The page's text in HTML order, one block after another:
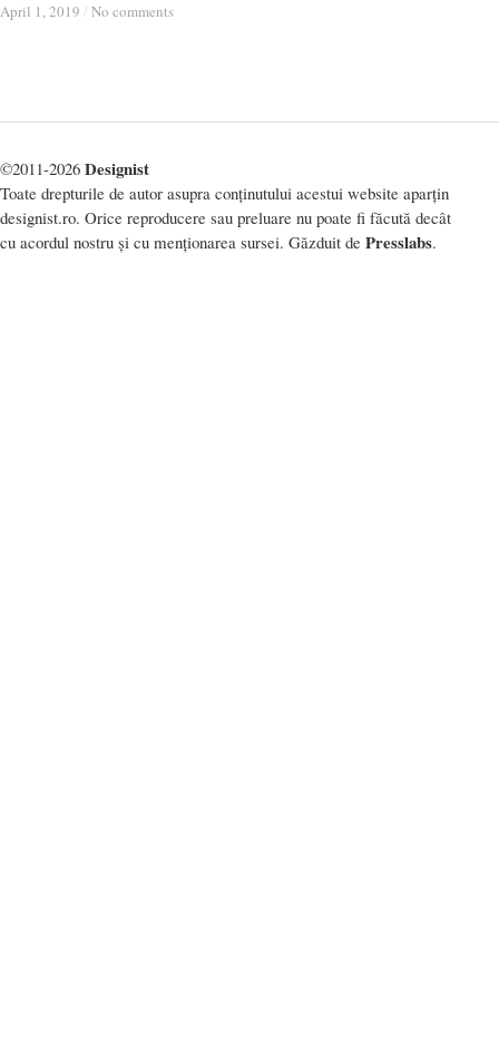
April 1, 2019 / No comments
April 1, 2019 / No comments
©2011-2026 Designist
Toate drepturile de autor asupra conținutului acestui website aparțin
designist.ro. Orice reproducere sau preluare nu poate fi făcută decât
cu acordul nostru și cu menționarea sursei. Găzduit de Presslabs.